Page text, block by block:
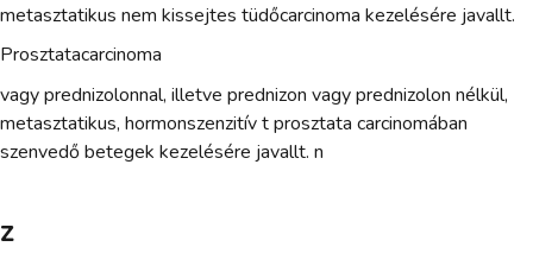
metasztatikus nem kissejtes tüdőcarcinoma kezelésére javallt.
Prosztatacarcinoma
vagy prednizolonnal, illetve prednizon vagy prednizolon nélkül,
metasztatikus, hormonszenzitív t prosztata carcinomában
szenvedő betegek kezelésére javallt. n
z